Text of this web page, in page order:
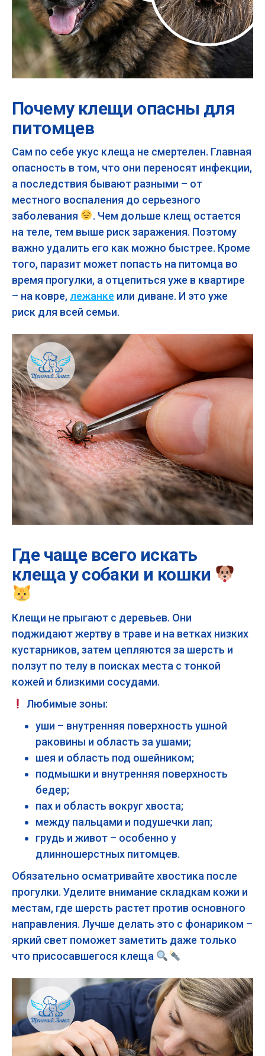
Почему клещи опасны для
питомцев
Сам по себе укус клеща не смертелен. Главная
опасность в том, что они переносят инфекции,
а последствия бывают разными – от
местного воспаления до серьезного
заболевания
. Чем дольше клещ остается
на теле, тем выше риск заражения. Поэтому
важно удалить его как можно быстрее. Кроме
того, паразит может попасть на питомца во
время прогулки, а отцепиться уже в квартире
– на ковре, лежанке или диване. И это уже
риск для всей семьи.
Где чаще всего искать
клеща у собаки и кошки
Клещи не прыгают с деревьев. Они
поджидают жертву в траве и на ветках низких
кустарников, затем цепляются за шерсть и
ползут по телу в поисках места с тонкой
кожей и близкими сосудами.
Любимые зоны:
уши – внутренняя поверхность ушной
раковины и область за ушами;
шея и область под ошейником;
подмышки и внутренняя поверхность
бедер;
пах и область вокруг хвоста;
между пальцами и подушечки лап;
грудь и живот – особенно у
длинношерстных питомцев.
Обязательно осматривайте хвостика после
прогулки. Уделите внимание складкам кожи и
местам, где шерсть растет против основного
направления. Лучше делать это с фонариком –
яркий свет поможет заметить даже только
что присосавшегося клеща